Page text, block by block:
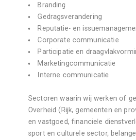
Branding
Gedragsverandering
Reputatie- en
Corporate communicatie
Participatie en
Marketingcommunicatie
Interne communicatie
Sectoren waarin wij werken of
Overheid (Rijk, gemeenten en
en vastgoed, financiele
sport en culturele sector,